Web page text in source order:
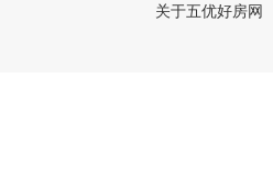
关于五优好房网